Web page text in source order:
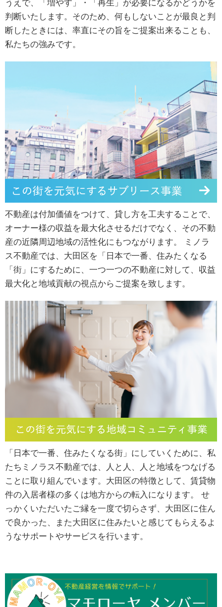
うえで、「増やす」・「再生」が必要になるかどうかを
判断いたします。そのため、何もしないことが最良と判
断したときには、率直にその旨をご提案出来ることも、
私たちの強みです。
不動産は付加価値をつけて、貸し方を工夫することで、
オーナー様の収益を最大化させるだけでなく、その不動
産の近隣周辺地域の活性化にもつながります。 ミノラ
ス不動産では、大田区を「日本で一番、住みたくなる
「街」にするために、一つ一つの不動産に対して、収益
最大化と地域貢献の視点からご提案を致します。
「日本で一番、住みたくなる街」にしていくために、私
たちミノラス不動産では、人と人、人と地域をつなげる
ことに取り組んでいます。大田区の特徴として、賃貸物
件の入居者様の多くは地方からの転入になります。 せ
っかくいただいたご縁を一度で切らさず、大田区に住ん
で良かった、また大田区に住みたいと感じてもらえるよ
うなサポートやサービスを行います。